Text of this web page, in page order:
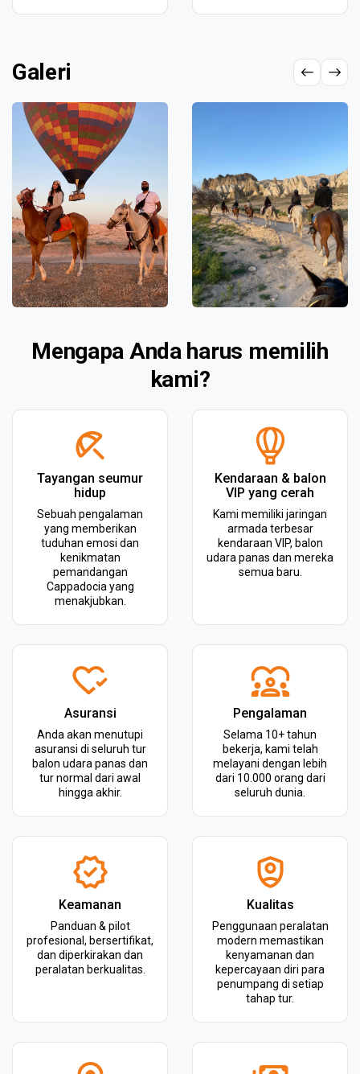
Galeri
Mengapa Anda harus memilih
kami?
Tayangan seumur
hidup
Sebuah pengalaman
yang memberikan
tuduhan emosi dan
kenikmatan
pemandangan
Cappadocia yang
menakjubkan.
Kendaraan & balon
VIP yang cerah
Kami memiliki jaringan
armada terbesar
kendaraan VIP, balon
udara panas dan mereka
semua baru.
Asuransi
Anda akan menutupi
asuransi di seluruh tur
balon udara panas dan
tur normal dari awal
hingga akhir.
Pengalaman
Selama 10+ tahun
bekerja, kami telah
melayani dengan lebih
dari 10.000 orang dari
seluruh dunia.
Keamanan
Panduan & pilot
profesional, bersertifikat,
dan diperkirakan dan
peralatan berkualitas.
Kualitas
Penggunaan peralatan
modern memastikan
kenyamanan dan
kepercayaan diri para
penumpang di setiap
tahap tur.